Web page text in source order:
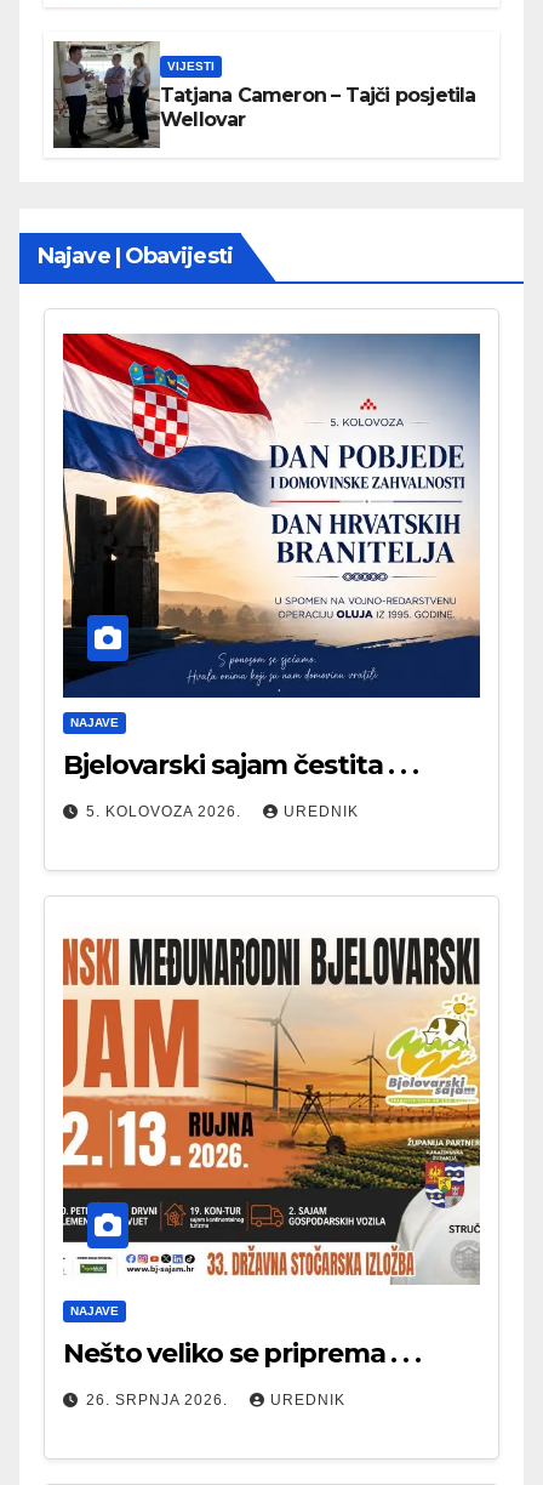
VIJESTI
Tatjana Cameron – Tajči posjetila
Wellovar
Najave | Obavijesti
NAJAVE
Bjelovarski sajam čestita . . .
5. KOLOVOZA 2026. UREDNIK
NAJAVE
Nešto veliko se priprema . . .
26. SRPNJA 2026. UREDNIK